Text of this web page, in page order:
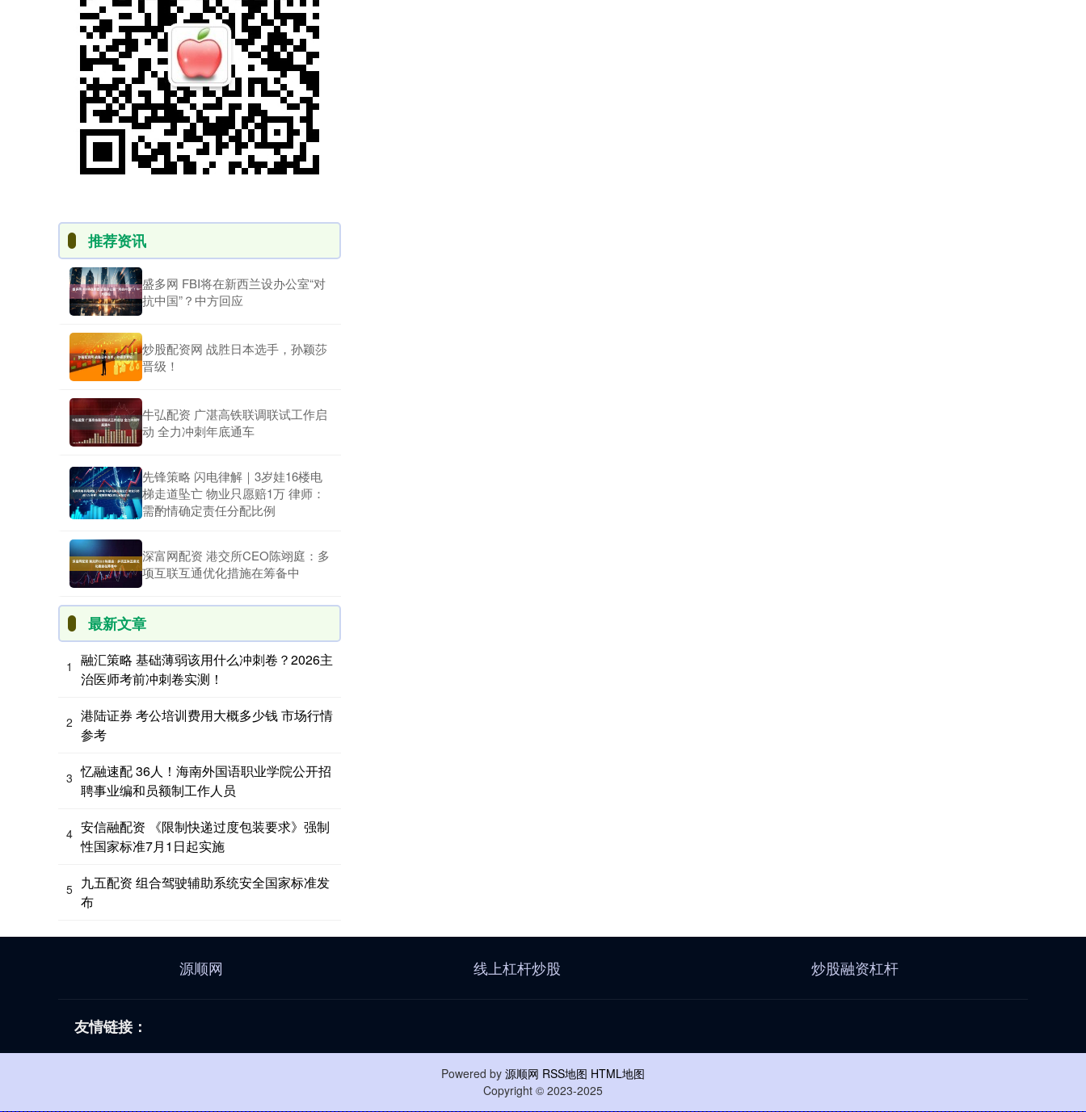
推荐资讯
盛多网 FBI将在新西兰设办公室“对
抗中国”？中方回应
炒股配资网 战胜日本选手，孙颖莎
晋级！
牛弘配资 广湛高铁联调联试工作启
动 全力冲刺年底通车
先锋策略 闪电律解｜3岁娃16楼电
梯走道坠亡 物业只愿赔1万 律师：
需酌情确定责任分配比例
深富网配资 港交所CEO陈翊庭：多
项互联互通优化措施在筹备中
最新文章
1
融汇策略 基础薄弱该用什么冲刺卷？2026主
治医师考前冲刺卷实测！
2 港陆证券 考公培训费用大概多少钱 市场行情
参考
3 忆融速配 36人！海南外国语职业学院公开招
聘事业编和员额制工作人员
4 安信融配资 《限制快递过度包装要求》强制
性国家标准7月1日起实施
5 九五配资 组合驾驶辅助系统安全国家标准发
布
源顺网 线上杠杆炒股 炒股融资杠杆
友情链接：
Powered by 源顺网 RSS地图 HTML地图
Copyright © 2023-2025